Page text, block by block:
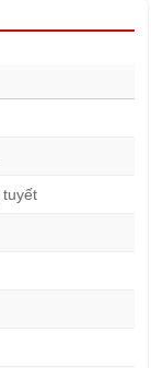
chống đọng
lít VH-
ảnh hưởng
tuyết